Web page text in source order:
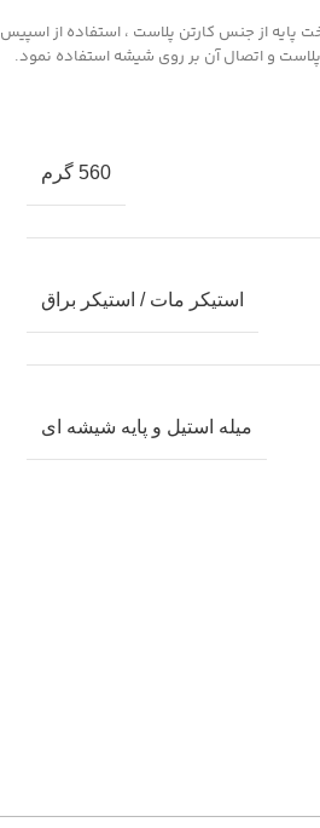
از جنس کارتن پلاست ، استفاده از
و اتصال آن بر روی شیشه استفاده نمود.
560 گرم
استیکر مات / استیکر براق
میله استیل و پایه شیشه ای